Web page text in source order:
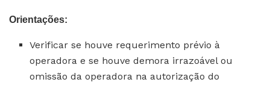
Orientações:
Verificar se houve requerimento prévio à
operadora e se houve demora irrazoável ou
omissão da operadora na autorização do